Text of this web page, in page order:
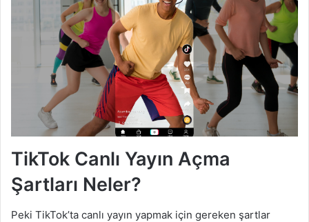
TikTok Canlı Yayın Açma
Şartları Neler?
Peki TikTok’ta canlı yayın yapmak için gereken şartlar